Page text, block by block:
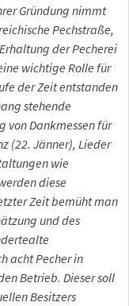
Gründung nimmt
Pechstraße,
der Pecherei
wichtige Rolle für
der Zeit entstanden
stehende
von Dankmessen für
(22. Jänner), Lieder
wie
diese
Zeit bemüht man
und des
acht Pecher in
Betrieb. Dieser soll
Besitzers